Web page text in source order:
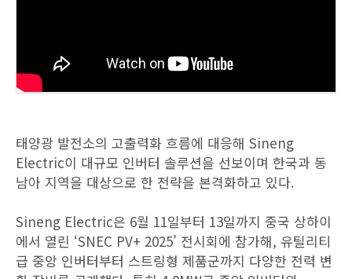
태양광 발전소의 고출력화 흐름에 대응해 Sineng
Electric이 대규모 인버터 솔루션을 선보이며 한국과 동
남아 지역을 대상으로 한 전략을 본격화하고 있다.
Sineng Electric은 6월 11일부터 13일까지 중국 상하이
에서 열린 ‘SNEC PV+ 2025’ 전시회에 참가해, 유틸리티
급 중앙 인버터부터 스트링형 제품군까지 다양한 전력 변